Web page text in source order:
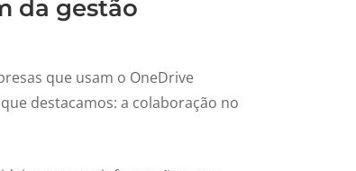
da gestão
que usam o OneDrive
destacamos: a colaboração no